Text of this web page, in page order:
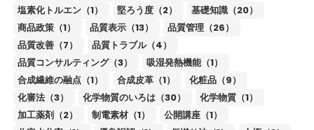
塩素化トルエン（1）
堅ろう度（2）
基礎知識（20）
商品政策（1）
品質表示（13）
品質管理（26）
品質改善（7）
品質トラブル（4）
品質コンサルティング（3）
吸湿発熱機能（1）
合成繊維の融点（1）
合成皮革（1）
化粧品（9）
化審法（3）
化学物質のいろは（30）
化学物質（1）
加工薬剤（2）
制電素材（1）
公開講座（1）